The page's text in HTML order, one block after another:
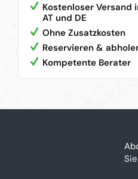
Kostenloser Versand
AT und DE
Ohne Zusatzkosten
Reservieren &
Kompetente Berater